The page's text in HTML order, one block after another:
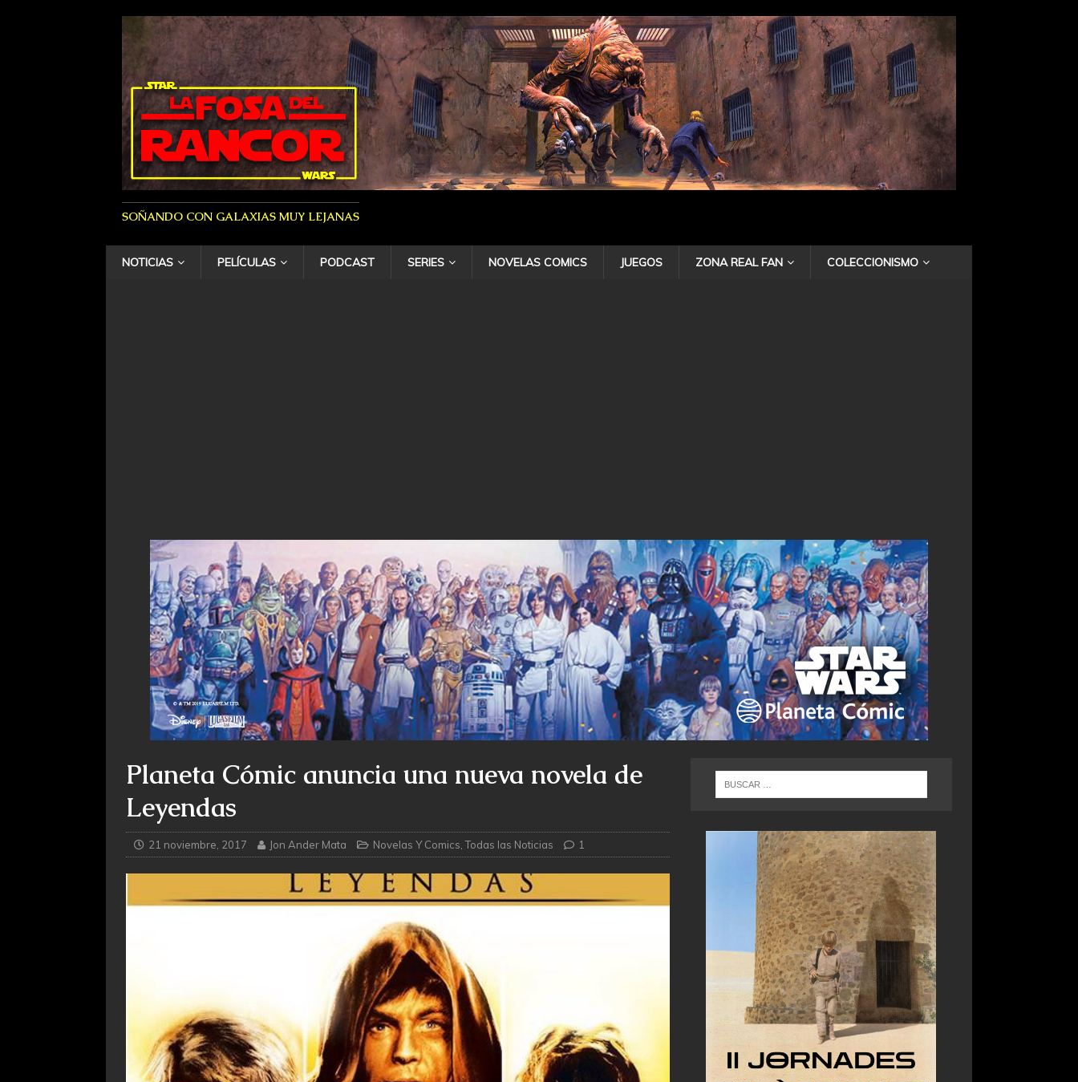
SOÑANDO CON GALAXIAS MUY LEJANAS
NOTICIAS PELÍCULAS PODCAST SERIES NOVELAS COMICS JUEGOS ZONA REAL FAN COLECCIONISMO
Planeta Cómic anuncia una nueva novela de
Leyendas
21 noviembre, 2017 Jon Ander Mata Novelas Y Comics ,Todas las Noticias 1